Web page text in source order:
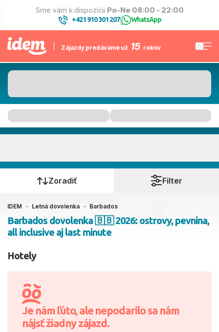
Sme vám k dispozícii Po-Ne 08:00 - 22:00
+421 910 301 207| WhatsApp
Zájazdy predávame už 15 rokov
Kedy cestujete?
Ako cestujete?
Zoradiť Filter
IDEM Letná dovolenka Barbados
Barbados dovolenka 🇧🇧 2026: ostrovy, pevnina,
all inclusive aj last minute
Hotely
Je nám ľúto, ale nepodarilo sa nám
nájsť žiadny zájazd.